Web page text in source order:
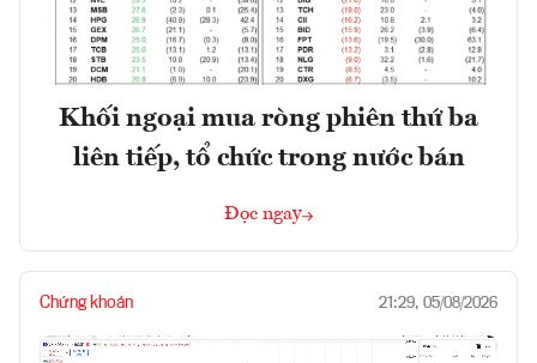
Khối ngoại mua ròng phiên thứ ba
liên tiếp, tổ chức trong nước bán
Đọc ngay
Chứng khoán 21:29, 05/08/2026